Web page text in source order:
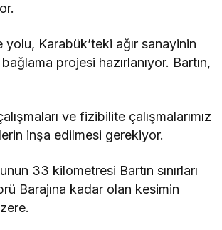
yolu, Karabük’teki ağır sanayinin
projesi hazırlanıyor. Bartın,
ve fizibilite çalışmalarımız
inşa edilmesi gerekiyor.
33 kilometresi Bartın sınırları
Barajına kadar olan kesimin